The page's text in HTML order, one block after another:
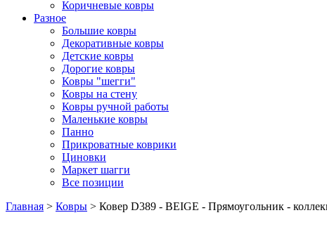
Коричневые ковры
Разное
Большие ковры
Декоративные ковры
Детские ковры
Дорогие ковры
Ковры "шегги"
Ковры на стену
Ковры ручной работы
Маленькие ковры
Панно
Прикроватные коврики
Циновки
Маркет шагги
Все позиции
Главная > Ковры > Ковер D389 - BEIGE - Прямоугольник -